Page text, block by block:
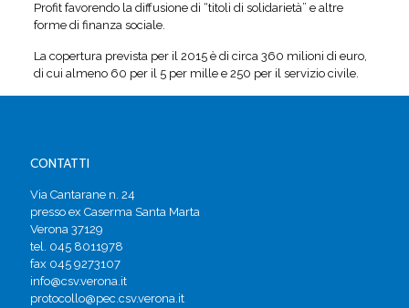
Profit favorendo la diffusione di “titoli di solidarietà” e altre
forme di finanza sociale.
La copertura prevista per il 2015 è di circa 360 milioni di euro,
di cui almeno 60 per il 5 per mille e 250 per il servizio civile.
CONTATTI
Via Cantarane n. 24
presso ex Caserma Santa Marta
Verona 37129
tel. 045 8011978
fax 045 9273107
info@csv.verona.it
protocollo@pec.csv.verona.it